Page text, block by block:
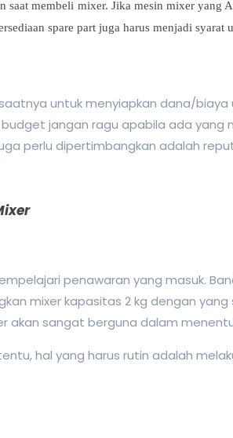
saat membeli mixer. Jika mesin mixer
spare part juga harus menjadi
untuk menyiapkan dana/
jangan ragu apabila ada yang
perlu dipertimbangkan adalah
penawaran yang masuk.
mixer kapasitas 2 kg dengan
akan sangat berguna dalam
hal yang harus rutin adalah